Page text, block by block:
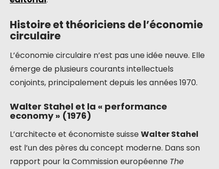
Histoire et théoriciens de l’économie
circulaire
L’économie circulaire n’est pas une idée neuve. Elle
émerge de plusieurs courants intellectuels
conjoints, principalement depuis les années 1970.
Walter Stahel et la « performance
economy » (1976)
L’architecte et économiste suisseWalter Stahel
est l’un des pères du concept moderne. Dans son
rapport pour la Commission européenne The